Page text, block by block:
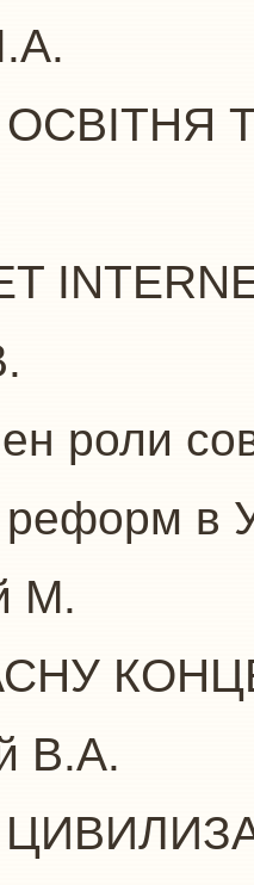
ОСВІТНЯ
роли
реформ в
М.
В.А.